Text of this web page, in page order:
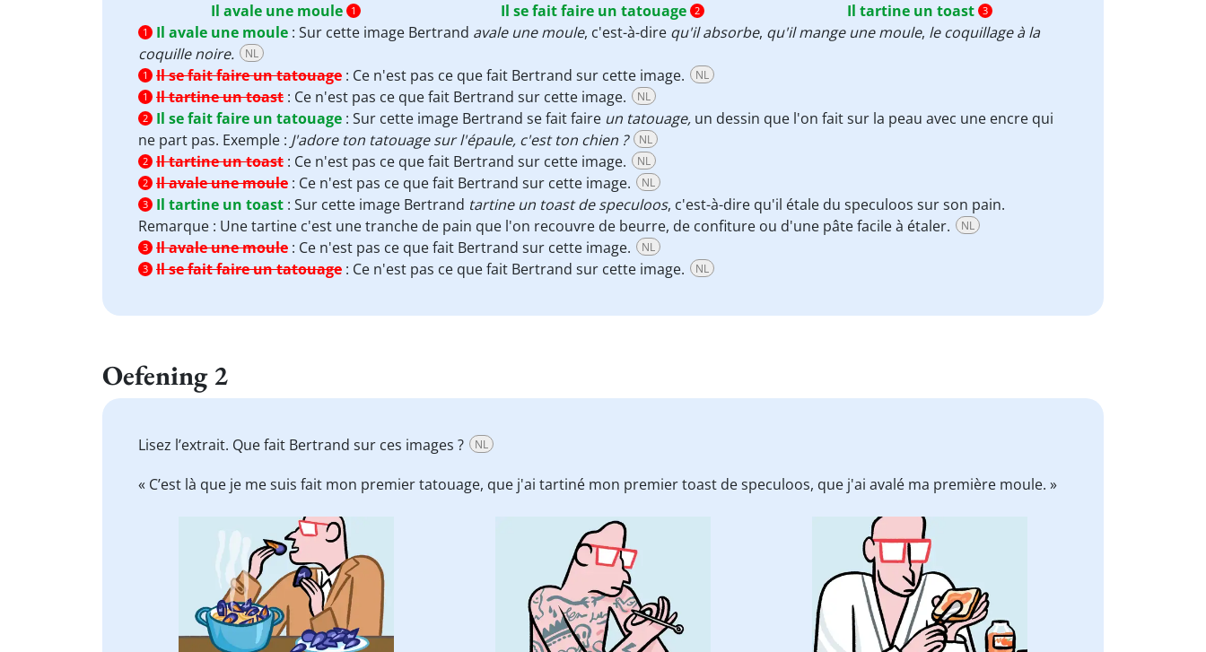
Il avale une moule 1 Il se fait faire un tatouage 2 Il tartine un toast
3
1
Il avale une moule : Sur cette image Bertrand avale une moule, c'est-à-dire qu'il absorbe, qu'il mange une moule, le coquillage à la
coquille noire.
NL
1 Il se fait faire un tatouage : Ce n'est pas ce que fait Bertrand sur cette image. NL
1 Il tartine un toast : Ce n'est pas ce que fait Bertrand sur cette image. NL
2 Il se fait faire un tatouage : Sur cette image Bertrand se fait faire un tatouage, un dessin que l'on fait sur la peau avec une encre qui
ne part pas. Exemple : J'adore ton tatouage sur l'épaule, c'est ton chien ? NL
2 Il tartine un toast : Ce n'est pas ce que fait Bertrand sur cette image. NL
2 Il avale une moule : Ce n'est pas ce que fait Bertrand sur cette image. NL
3 Il tartine un toast : Sur cette image Bertrand tartine un toast de speculoos, c'est-à-dire qu'il étale du speculoos sur son pain.
Remarque : Une tartine c'est une tranche de pain que l'on recouvre de beurre, de confiture ou d'une pâte facile à étaler.
NL
3 Il avale une moule : Ce n'est pas ce que fait Bertrand sur cette image. NL
3 Il se fait faire un tatouage : Ce n'est pas ce que fait Bertrand sur cette image. NL
Oefening 2
Lisez l’extrait. Que fait Bertrand sur ces images ? NL
« C’est là que je me suis fait mon premier tatouage, que j'ai tartiné mon premier toast de speculoos, que j'ai avalé ma première moule. »